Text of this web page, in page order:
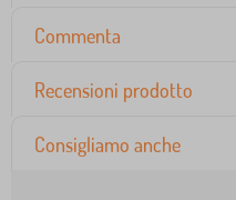
Commenta
Recensioni prodotto
Consigliamo anche